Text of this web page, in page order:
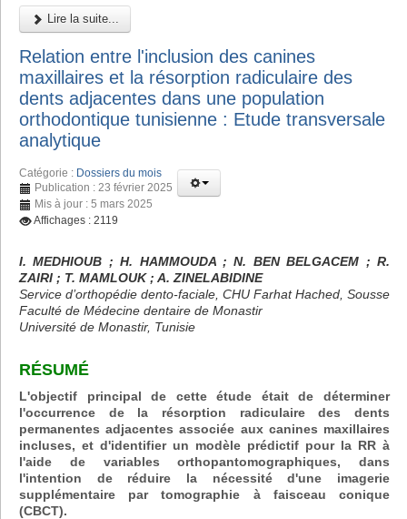
Lire la suite...
Relation entre l'inclusion des canines
maxillaires et la résorption radiculaire des
dents adjacentes dans une population
orthodontique tunisienne : Etude transversale
analytique
Catégorie : Dossiers du mois
Publication : 23 février 2025
Mis à jour : 5 mars 2025
Affichages : 2119
I. MEDHIOUB ; H. HAMMOUDA ; N. BEN BELGACEM ; R.
ZAIRI ; T. MAMLOUK ; A. ZINELABIDINE
Service d’orthopédie dento-faciale, CHU Farhat Hached, Sousse
Faculté de Médecine dentaire de Monastir
Université de Monastir, Tunisie
RÉSUMÉ
L'objectif principal de cette étude était de déterminer
l'occurrence de la résorption radiculaire des dents
permanentes adjacentes associée aux canines maxillaires
incluses, et d'identifier un modèle prédictif pour la RR à
l'aide de variables orthopantomographiques, dans
l'intention de réduire la nécessité d'une imagerie
supplémentaire par tomographie à faisceau conique
(CBCT).